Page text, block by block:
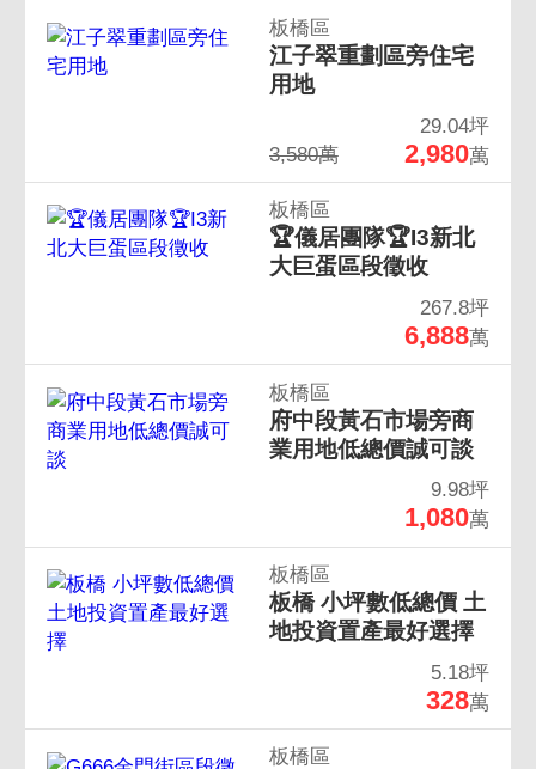
板橋區
江子翠重劃區旁住宅
用地
29.04坪
3,580萬
2,980萬
板橋區
🏆儀居團隊🏆I3新北
大巨蛋區段徵收
267.8坪
6,888萬
板橋區
府中段黃石市場旁商
業用地低總價誠可談
9.98坪
1,080萬
板橋區
板橋 小坪數低總價 土
地投資置產最好選擇
5.18坪
328萬
板橋區